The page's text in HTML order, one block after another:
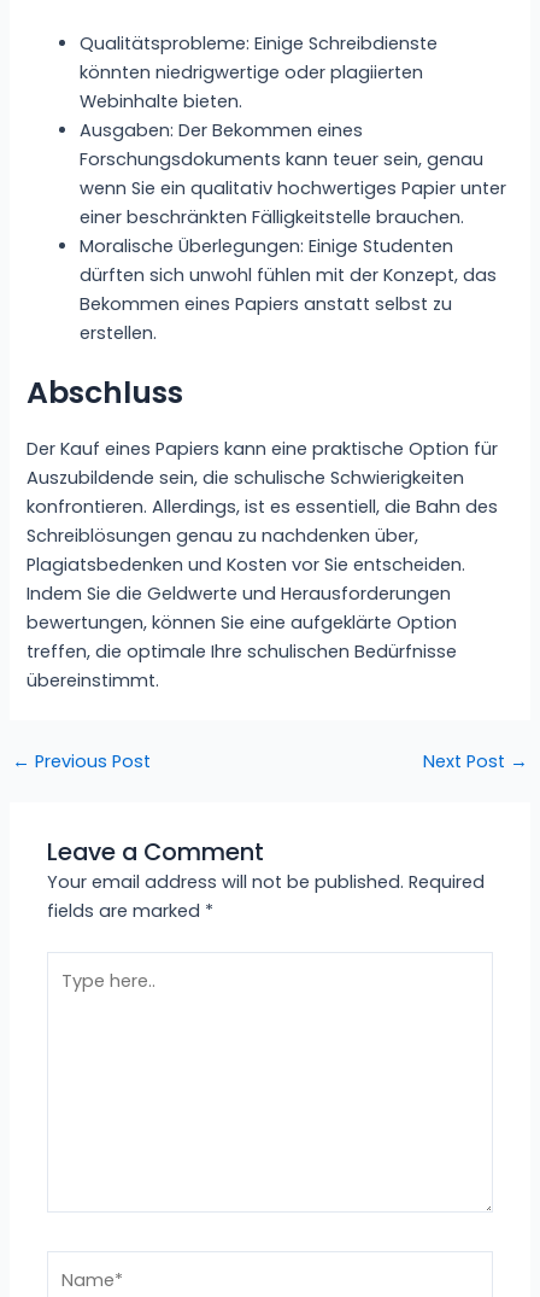
Qualitätsprobleme: Einige Schreibdienste
könnten niedrigwertige oder plagiierten
Webinhalte bieten.
Ausgaben: Der Bekommen eines
Forschungsdokuments kann teuer sein, genau
wenn Sie ein qualitativ hochwertiges Papier unter
einer beschränkten Fälligkeitstelle brauchen.
Moralische Überlegungen: Einige Studenten
dürften sich unwohl fühlen mit der Konzept, das
Bekommen eines Papiers anstatt selbst zu
erstellen.
Abschluss
Der Kauf eines Papiers kann eine praktische Option für
Auszubildende sein, die schulische Schwierigkeiten
konfrontieren. Allerdings, ist es essentiell, die Bahn des
Schreiblösungen genau zu nachdenken über,
Plagiatsbedenken und Kosten vor Sie entscheiden.
Indem Sie die Geldwerte und Herausforderungen
bewertungen, können Sie eine aufgeklärte Option
treffen, die optimale Ihre schulischen Bedürfnisse
übereinstimmt.
← Previous Post Next Post →
Leave a Comment
Your email address will not be published. Required
fields are marked *
here..